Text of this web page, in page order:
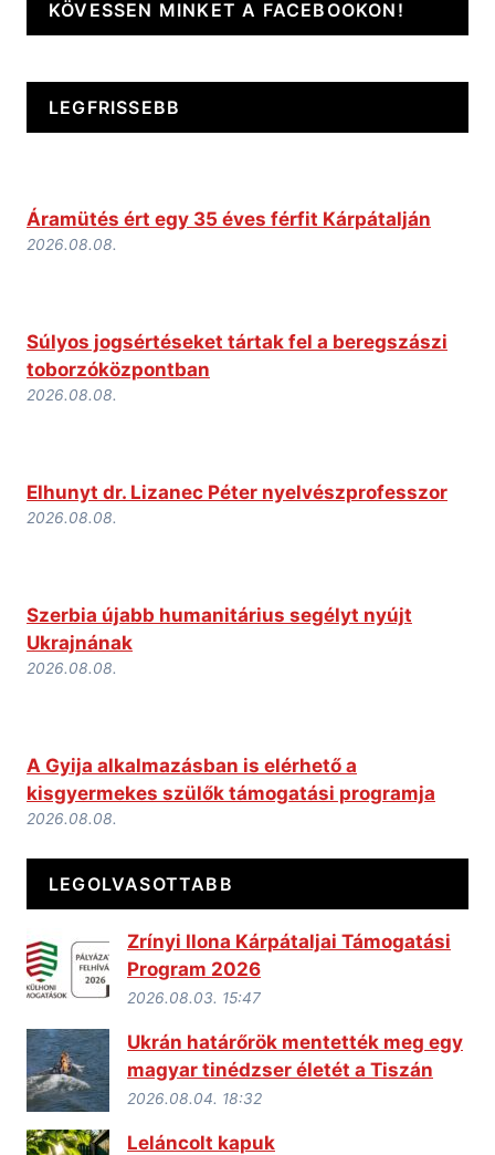
KÖVESSEN MINKET A FACEBOOKON!
LEGFRISSEBB
Áramütés ért egy 35 éves férfit Kárpátalján
2026.08.08.
Súlyos jogsértéseket tártak fel a beregszászi
toborzóközpontban
2026.08.08.
Elhunyt dr. Lizanec Péter nyelvészprofesszor
2026.08.08.
Szerbia újabb humanitárius segélyt nyújt
Ukrajnának
2026.08.08.
A Gyija alkalmazásban is elérhető a
kisgyermekes szülők támogatási programja
2026.08.08.
LEGOLVASOTTABB
Zrínyi Ilona Kárpátaljai Támogatási
Program 2026
2026.08.03. 15:47
Ukrán határőrök mentették meg egy
magyar tinédzser életét a Tiszán
2026.08.04. 18:32
Leláncolt kapuk